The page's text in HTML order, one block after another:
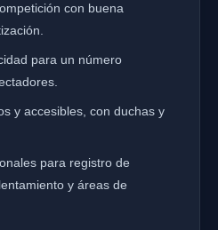
con buena
para un número
y accesibles, con duchas y
para registro de
y áreas de